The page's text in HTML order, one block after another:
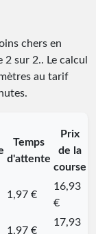
chers en
2 sur 2.. Le calcul
au tarif
Temps
d'attente
Prix
de la
course
1,97 €
16,93
€
1,97 €
17,93